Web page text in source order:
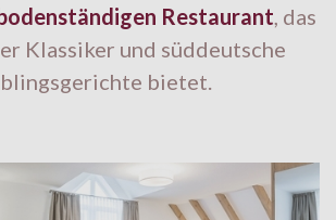
Restaurant, das
Klassiker und süddeutsche
bietet.